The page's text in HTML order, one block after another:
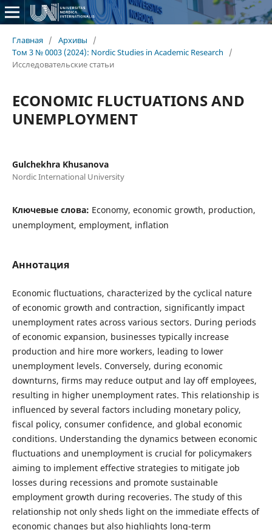
Главная / Архивы
/
Том 3 № 0003 (2024): Nordic Studies in Academic Research
/
Исследовательские статьи
ECONOMIC FLUCTUATIONS AND
UNEMPLOYMENT
Gulchekhra Khusanova
Nordic International University
Ключевые слова: Economy, economic growth, production,
unemployment, employment, inflation
Аннотация
Economic fluctuations, characterized by the cyclical nature
of economic growth and contraction, significantly impact
unemployment rates across various sectors. During periods
of economic expansion, businesses typically increase
production and hire more workers, leading to lower
unemployment levels. Conversely, during economic
downturns, firms may reduce output and lay off employees,
resulting in higher unemployment rates. This relationship is
influenced by several factors including monetary policy,
fiscal policy, consumer confidence, and global economic
conditions. Understanding the dynamics between economic
fluctuations and unemployment is crucial for policymakers
aiming to implement effective strategies to mitigate job
losses during recessions and promote sustainable
employment growth during recoveries. The study of this
relationship not only sheds light on the immediate effects of
economic changes but also highlights long-term